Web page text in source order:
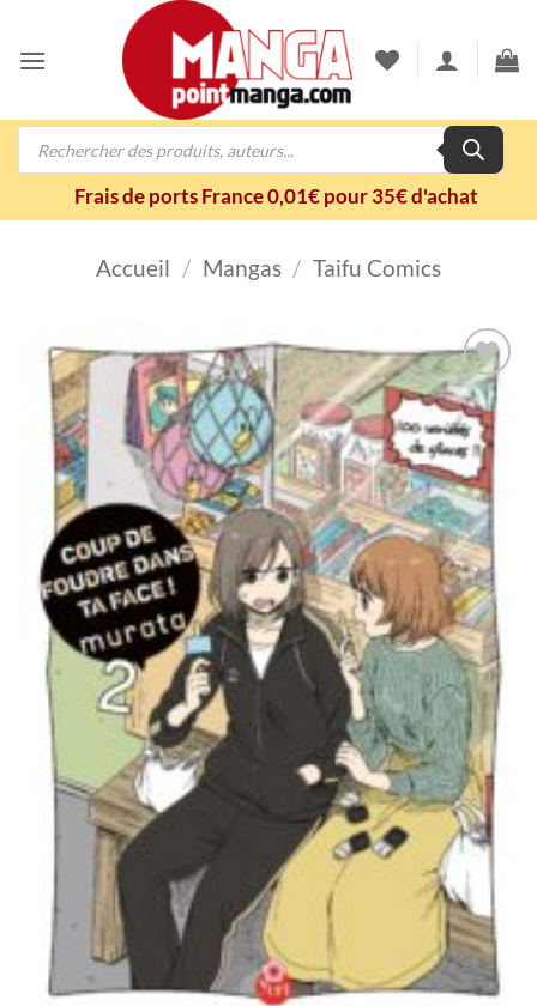
contenu
Recherche
Frais de ports France 0,01€ pour 35€ d'achat
Accueil / Mangas / Taifu Comics
Ajouter
à la
wishlist